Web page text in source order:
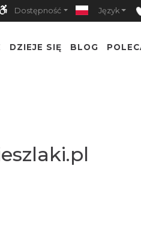
Dostępność Język
DZIEJE SIĘ BLOG